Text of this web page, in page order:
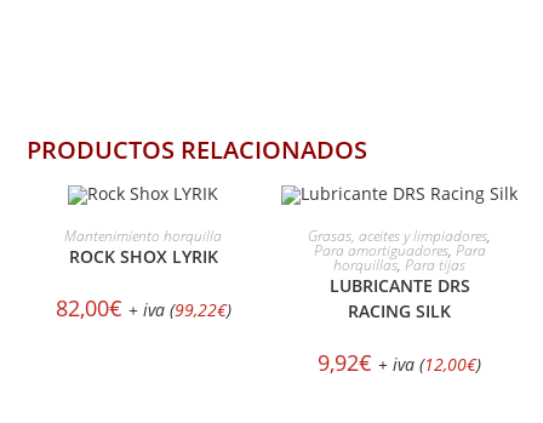
PRODUCTOS RELACIONADOS
SELECCIONAR OPCIONES
Mantenimiento horquilla
ROCK SHOX LYRIK
82,00€ + iva (99,22€)
AÑADIR AL CARRITO
Grasas, aceites y limpiadores,
Para amortiguadores, Para
horquillas,Para tijas
LUBRICANTE DRS
RACING SILK
9,92€ + iva (12,00€)